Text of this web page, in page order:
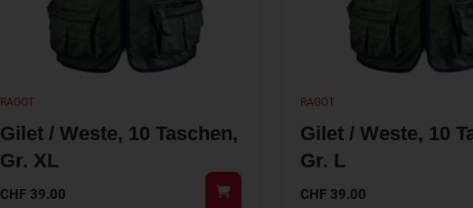
RAGOT
Gilet / Weste, 10 Taschen,
Gr. XL
CHF 39.00
RAGOT
Gilet / Weste, 10
Gr. L
CHF39.00